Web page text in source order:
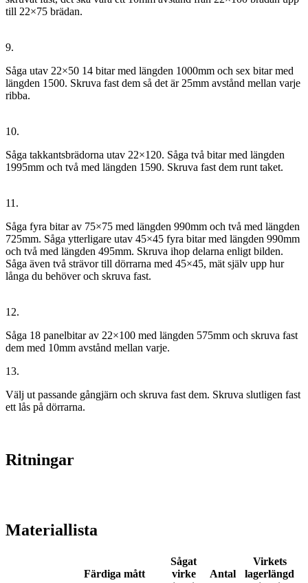
till 22×75 brädan.
9.
Såga utav 22×50 14 bitar med längden 1000mm och sex bitar med
längden 1500. Skruva fast dem så det är 25mm avstånd mellan varje
ribba.
10.
Såga takkantsbrädorna utav 22×120. Såga två bitar med längden
1995mm och två med längden 1590. Skruva fast dem runt taket.
11.
Såga fyra bitar av 75×75 med längden 990mm och två med längden
725mm. Såga ytterligare utav 45×45 fyra bitar med längden 990mm
och två med längden 495mm. Skruva ihop delarna enligt bilden.
Såga även två strävor till dörrarna med 45×45, mät själv upp hur
långa du behöver och skruva fast.
12.
Såga 18 panelbitar av 22×100 med längden 575mm och skruva fast
dem med 10mm avstånd mellan varje.
13.
Välj ut passande gångjärn och skruva fast dem. Skruva slutligen fast
ett lås på dörrarna.
Ritningar
Materiallista
Färdiga mått
Sågat
virke
Antal
Virkets
lagerlängd